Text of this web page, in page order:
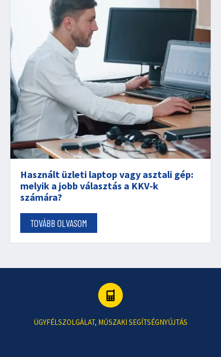
Használt üzleti laptop vagy asztali gép:
melyik a jobb választás a KKV-k
számára?
TOVÁBB OLVASOM
ÜGYFÉLSZOLGÁLAT, MŰSZAKI SEGÍTSÉGNYÚJTÁS